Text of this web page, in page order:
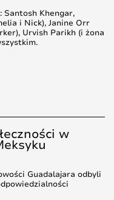
Santosh Khengar,
i Nick), Janine Orr
Urvish Parikh (i żona
w
Guadalajara odbyli